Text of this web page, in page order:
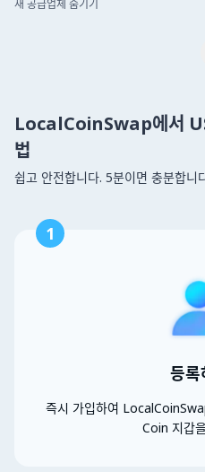
새 공급업체 숨기기
LocalCoinSwap에서
법
쉽고 안전합니다. 5분이면 충분합니
1
등록
즉시 가입하여
Coin 지갑